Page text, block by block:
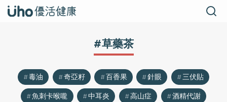
#草藥茶
毒油 奇亞籽 百香果 針眼
三伏貼
魚刺卡喉嚨
中耳炎 高山症
酒精代謝